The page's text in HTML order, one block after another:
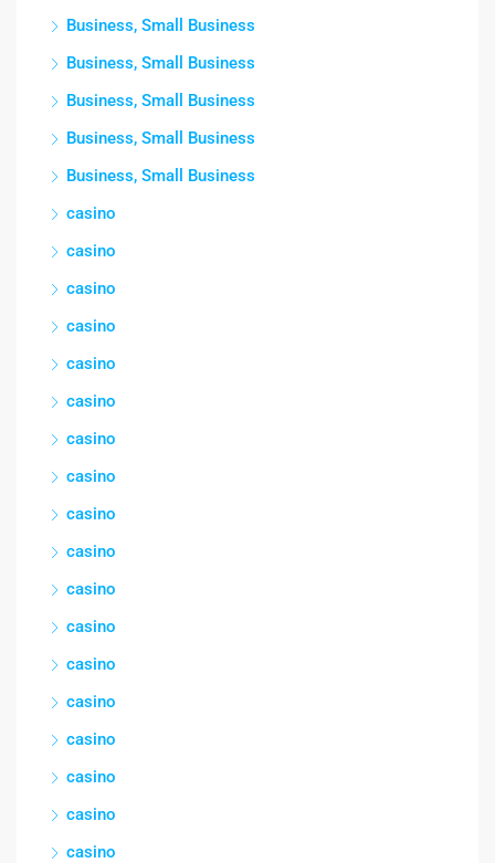
Business, Small Business
Business, Small Business
Business, Small Business
Business, Small Business
Business, Small Business
casino
casino
casino
casino
casino
casino
casino
casino
casino
casino
casino
casino
casino
casino
casino
casino
casino
casino